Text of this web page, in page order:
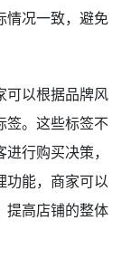
情况一致，避免
可以根据品牌风
签。这些标签不
行购买决策，
功能，商家可以
提高店铺的整体